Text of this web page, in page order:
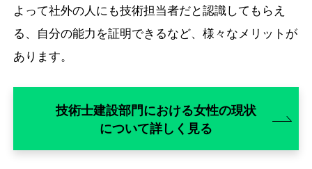
よって社外の人にも技術担当者だと認識してもらえ
る、自分の能力を証明できるなど、様々なメリットが
あります。
技術士建設部門における女性の現状
について詳しく見る